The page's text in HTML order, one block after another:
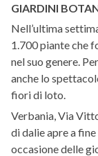
GIARDINI
Nell’ultima
1.700 piante che
nel suo genere.
anche lo
fiori di loto.
Verbania, Via
di dalie apre a
occasione delle